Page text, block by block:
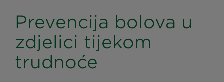
Prevencija bolova u
zdjelici tijekom
trudnoće